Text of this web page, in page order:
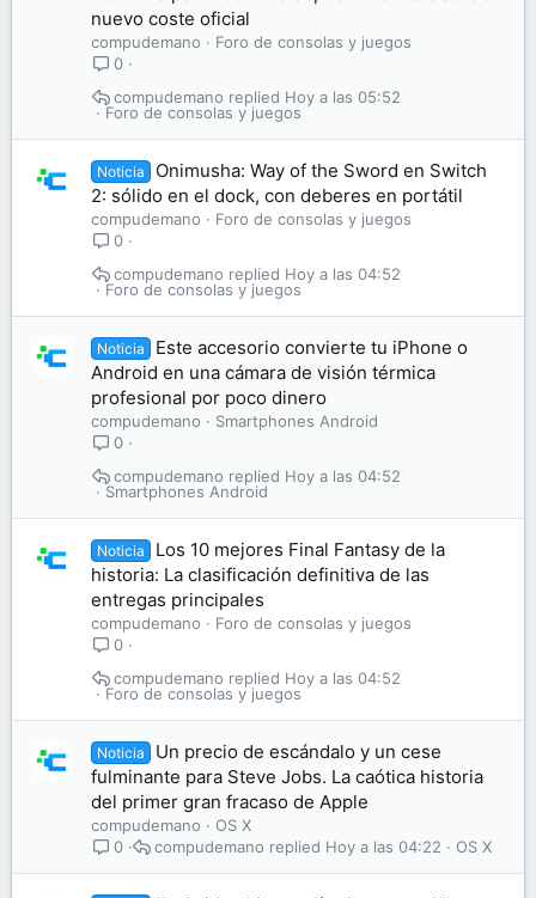
nuevo coste oficial
compudemano
Foro de consolas y juegos
0
Foro de consolas y juegos
Hoy a las 05:52
compudemano
Noticia
Onimusha: Way of the Sword en Switch
2: sólido en el dock, con deberes en portátil
compudemano
Foro de consolas y juegos
0
Foro de consolas y juegos
Hoy a las 04:52
compudemano
Noticia
Este accesorio convierte tu iPhone o
Android en una cámara de visión térmica
profesional por poco dinero
compudemano
Smartphones Android
0
Smartphones Android
Hoy a las 04:52
compudemano
Noticia
Los 10 mejores Final Fantasy de la
historia: La clasificación definitiva de las
entregas principales
compudemano
Foro de consolas y juegos
0
Foro de consolas y juegos
Hoy a las 04:52
compudemano
Noticia
Un precio de escándalo y un cese
fulminante para Steve Jobs. La caótica historia
del primer gran fracaso de Apple
compudemano
OS X
0
OS X
Hoy a las 04:22
compudemano